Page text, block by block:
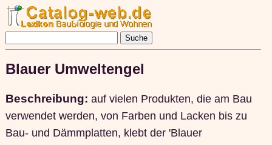
Blauer Umweltengel
Beschreibung: auf vielen Produkten, die am Bau
verwendet werden, von Farben und Lacken bis zu
Bau- und Dämmplatten, klebt der 'Blauer